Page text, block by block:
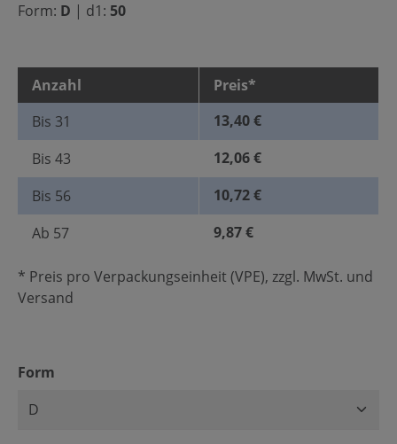
Form: D | d1: 50
Anzahl
Preis*
Bis 31
13,40 €
Bis 43
12,06 €
Bis 56
10,72 €
Ab 57 9,87 €
* Preis pro Verpackungseinheit (VPE), zzgl. MwSt. und
Versand
Form